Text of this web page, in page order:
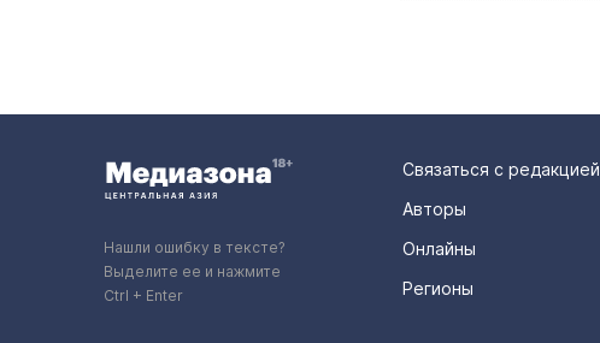
Нашли ошибку в тексте?
Выделите ее и нажмите
Ctrl + Enter
Связаться с редакцией
Авторы
Онлайны
Регионы